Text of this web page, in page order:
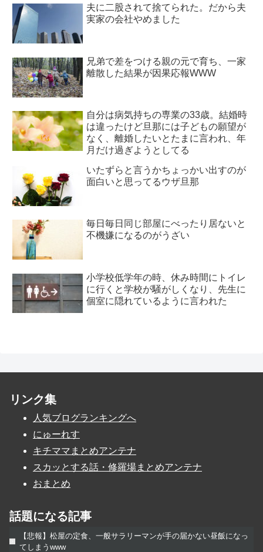
夫に二股されて捨てられた。だから夫
実家の会社やめました
兄弟で差をつける親の元で育ち、一家
離散した結果が因果応報WWW
自分は病気持ちの専業の33歳。結婚時
は違ったけど旦那には子どもの願望が
なく、離婚したいとたまに言われ、年
月だけ過ぎようとしてる
いたずらと言うかちょっかい出すのが
面白いと思ってるウザ旦那
毎日毎日同じ部屋にべったり居ないと
不機嫌になるのがうざい
小学校低学年の時、休み時間にトイレ
に行くと学校が騒がしくなり、先生に
個室に隠れているように言われた
リンク集
人気ブログランキングへ
にゅーれす
キチママまとめアンテナ
スカッとする話・修羅場まとめアンテナ
おまとめ
話題になる記事
【悲報】松屋の定食、一般サラリーマンが手の届かない昼飯になっ
てしまうwww